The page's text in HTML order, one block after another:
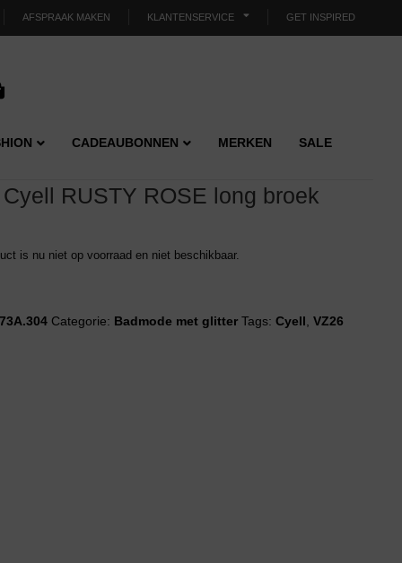
AFSPRAAK MAKEN KLANTENSERVICE GET INSPIRED
CADEAUBONNEN MERKEN SALE
Cyell RUSTY ROSE long broek
is nu niet op voorraad en niet beschikbaar.
Categorie: Badmode met glitter Tags:Cyell ,VZ26